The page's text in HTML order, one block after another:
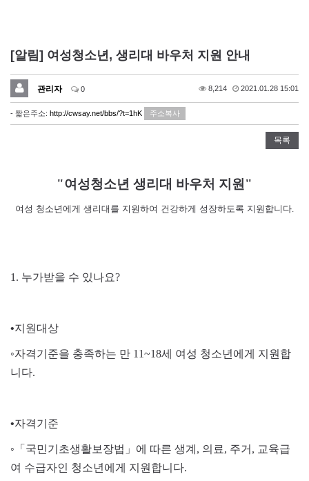
[알림] 여성청소년, 생리대 바우처 지원 안내
관리자 0 8,214 2021.01.28 15:01
- 짧은주소: http://cwsay.net/bbs/?t=1hK 주소복사
목록
"여성청소년 생리대 바우처 지원 "
여성 청소년에게 생리대를 지원하여 건강하게 성장하도록 지원합니다.
1. 누가받을 수 있나요?
•지원대상
◦자격기준을 충족하는 만 11~18세 여성 청소년에게 지원합
니다.
•자격기준
◦「 국민기초생활보장법 」 에 따른 생계 , 의료, 주거 , 교육급
여 수급자인 청소년에게 지원합니다.